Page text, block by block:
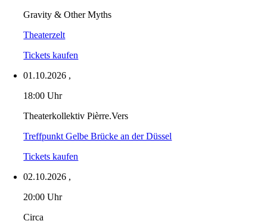
Gravity & Other Myths
Theaterzelt
Tickets kaufen
01.10.2026 ,
18:00 Uhr
Theaterkollektiv Pièrre.Vers
Treffpunkt Gelbe Brücke an der Düssel
Tickets kaufen
02.10.2026 ,
20:00 Uhr
Circa